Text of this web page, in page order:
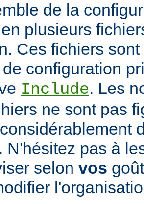
de la
plusieurs
Ces fichiers
configuration
Include. Les
ne sont pas
N'hésitez pas à
selon vos